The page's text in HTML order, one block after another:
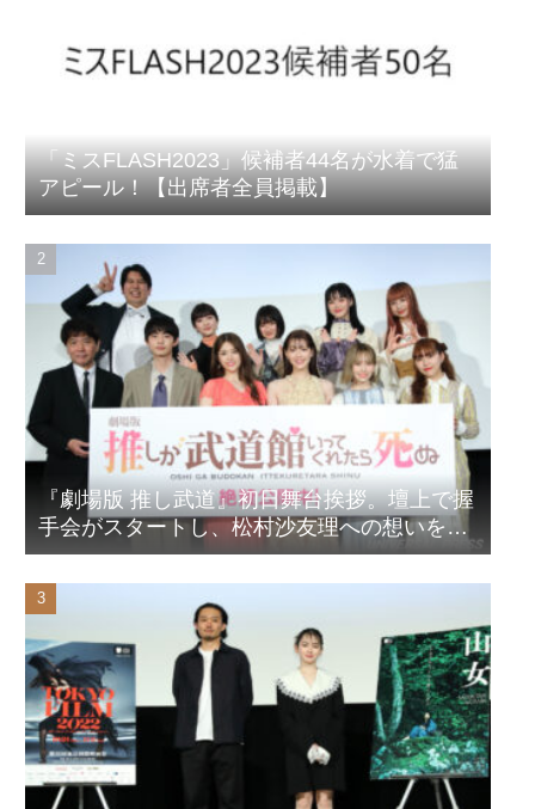
「ミスFLASH2023」候補者44名が水着で猛
アピール！【出席者全員掲載】
『劇場版 推し武道』初日舞台挨拶。壇上で握
手会がスタートし、松村沙友理への想いをア
ピール！？